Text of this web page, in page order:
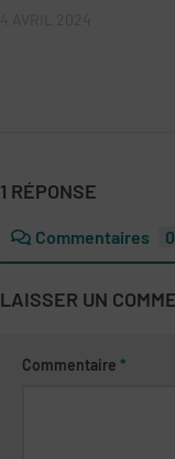
1 RÉPONSE
Commentaires 0
LAISSER UN
Commentaire *